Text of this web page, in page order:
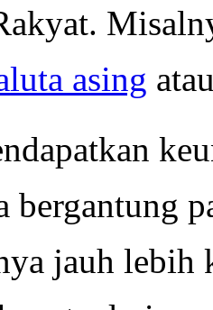
asing
bergantung
jauh lebih